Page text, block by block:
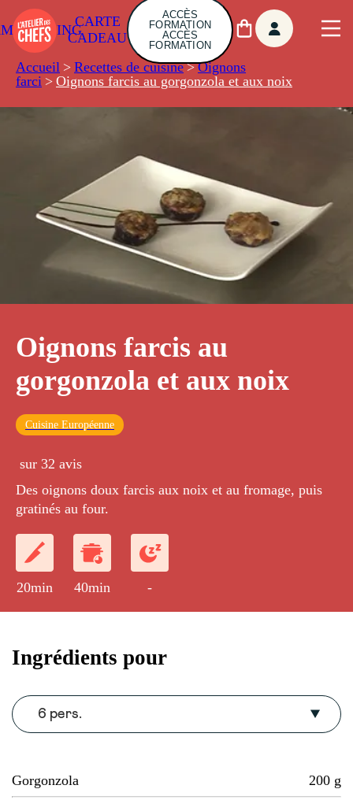
CARTE
CADEAU
ACCÈS
FORMATION
ACCÈS
FORMATION
Accueil > Recettes de cuisine > Oignons
farci > Oignons farcis au gorgonzola et aux noix
Oignons farcis au
gorgonzola et aux noix
Cuisine Européenne
sur 32 avis
Des oignons doux farcis aux noix et au fromage, puis
gratinés au four.
20min 40min -
Ingrédients pour
6 pers.
Gorgonzola 200 g